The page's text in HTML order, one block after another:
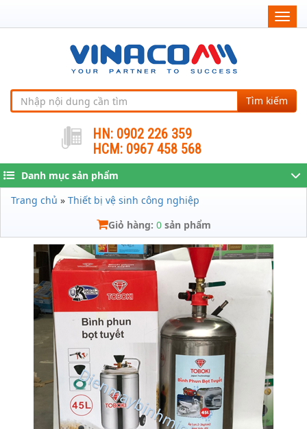
Tìm kiếm
HN: 0902 226 359
HCM: 0967 458 568
Danh mục sản phẩm
Trang chủ » Thiết bị vệ sinh công nghiệp
Giỏ hàng: 0sản phẩm